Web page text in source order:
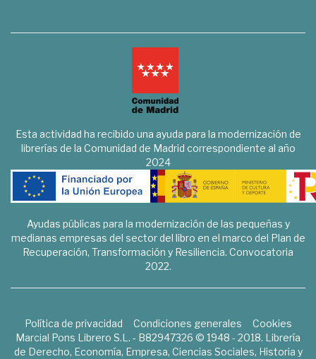
Esta actividad ha recibido una ayuda para la modernización de
librerías de la Comunidad de Madrid correspondiente al año
2024
Ayudas públicas para la modernización de las pequeñas y
medianas empresas del sector del libro en el marco del Plan de
Recuperación, Transformación y Resiliencia. Convocatoria
2022.
Política de privacidad Condiciones generales
Cookies
Marcial Pons Librero S.L. - B82947326 © 1948 - 2018. Librería
de Derecho, Economía, Empresa, Ciencias Sociales, Historia y